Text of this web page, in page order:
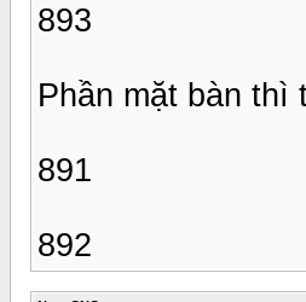
893
Phần mặt bàn thì
891
892